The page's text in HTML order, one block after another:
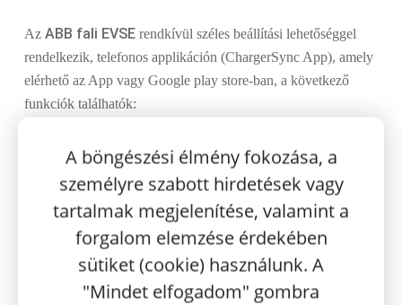
A böngészési élmény fokozása, a
személyre szabott hirdetések vagy
tartalmak megjelenítése, valamint a
forgalom elemzése érdekében
sütiket (cookie) használunk. A
"Mindet elfogadom" gombra
AzABB fali EVSE rendkívül széles beállítási lehetőséggel
rendelkezik, telefonos applikáción (ChargerSync App), amely
elérhető az App vagy Google play store-ban, a következő
funkciók találhatók:
– Azonosítás
A töltő “aktiválásához” / használatához az appban létre kell
hozni egy jelszóval védett felhasználói fiókot, így levédhető
jelszóval illetve RFID tag használata esetén is megoldott az
egyéni azonosítás lehetősége. De ha például többen szeretnék
privát körben használni a töltő(ke)t több okostelefonon, akkor
egy közös használatú (közös felhasználónév + jelszó) fiók